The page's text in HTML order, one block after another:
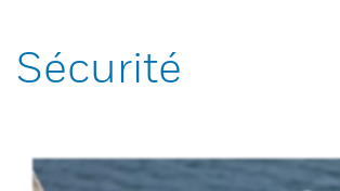
Sécurité